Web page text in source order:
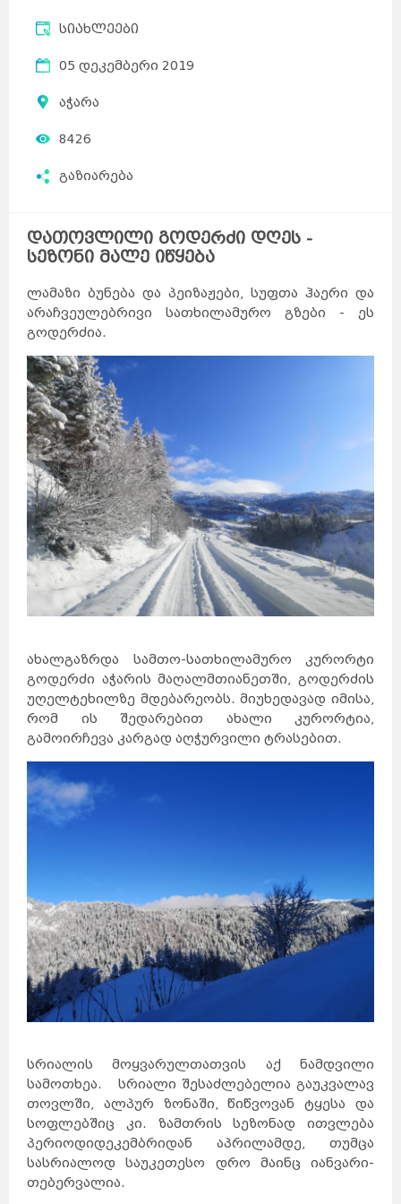
სიახლეები
05 დეკემბერი 2019
აჭარა
8426
გაზიარება
დათოვლილი გოდერძი დღეს -
სეზონი მალე იწყება
ლამაზი ბუნება და პეიზაჟები, სუფთა ჰაერი და
არაჩვეულებრივი სათხილამურო გზები - ეს
გოდერძია.
ახალგაზრდა სამთო-სათხილამურო კურორტი
გოდერძი აჭარის მაღალმთიანეთში, გოდერძის
უღელტეხილზე მდებარეობს. მიუხედავად იმისა,
რომ ის შედარებით ახალი კურორტია,
გამოირჩევა კარგად აღჭურვილი ტრასებით.
სრიალის მოყვარულთათვის აქ ნამდვილი
სამოთხეა. სრიალი შესაძლებელია გაუკვალავ
თოვლში, ალპურ ზონაში, წიწვოვან ტყესა და
სოფლებშიც კი. ზამთრის სეზონად ითვლება
პერიოდიდეკემბრიდან აპრილამდე, თუმცა
სასრიალოდ საუკეთესო დრო მაინც იანვარი-
თებერვალია.